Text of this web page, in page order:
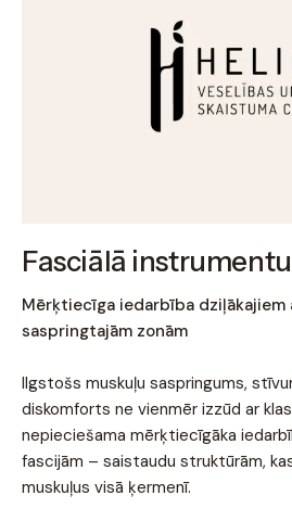
Fasciālā
Mērķtiecīga iedarbība dziļākajiem
saspringtajām zonām
Ilgstošs muskuļu saspringums,
diskomforts ne vienmēr izzūd ar
nepieciešama mērķtiecīgāka
fascijām – saistaudu struktūrām,
muskuļus visā ķermenī.